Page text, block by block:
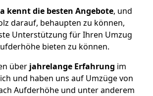
kennt die besten Angebote, und
darauf, behaupten zu können,
Unterstützung für Ihren Umzug
bieten zu können.
überjahrelange Erfahrung im
und haben uns auf Umzüge von
Aufderhöhe und unter anderem